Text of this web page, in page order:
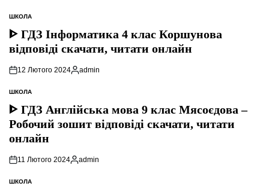
ОПУБЛІКУВАТИ
У
ШКОЛА
ᐈ ГДЗ Інформатика 4 клас Коршунова
відповіді скачати, читати онлайн
12 Лютого 2024
Опубліковано
admin
ОПУБЛІКУВАТИ
У
ШКОЛА
ᐈ ГДЗ Англійська мова 9 клас Мясоєдова –
Робочий зошит відповіді скачати, читати
онлайн
11 Лютого 2024
Опубліковано
admin
ОПУБЛІКУВАТИ
ШКОЛА